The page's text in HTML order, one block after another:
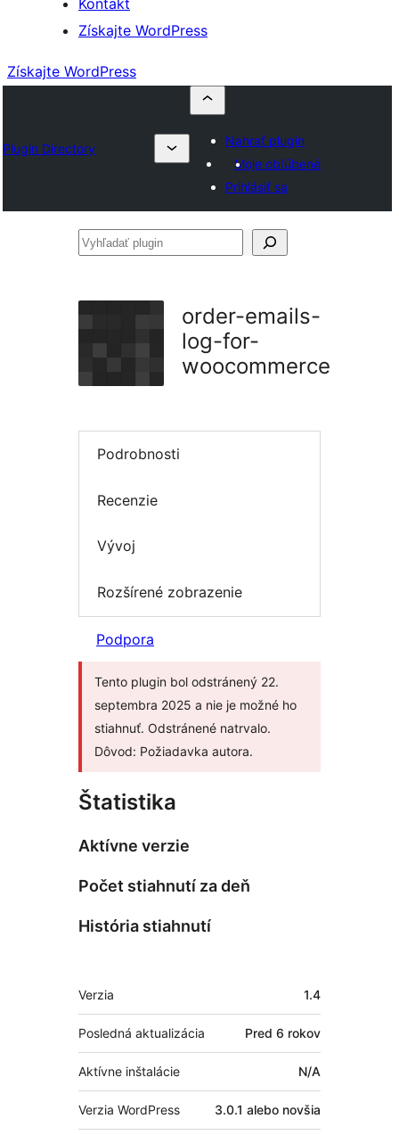
Kontakt
Získajte WordPress
Získajte WordPress
Plugin Directory
Nahrať plugin
Moje obľúbené
Prihlásiť sa
Vyhľadať
order-emails-
log-for-
woocommerce
Podrobnosti
Recenzie
Vývoj
Rozšírené zobrazenie
Podpora
Tento plugin bol odstránený 22.
septembra 2025 a nie je možné ho
stiahnuť. Odstránené natrvalo.
Dôvod: Požiadavka autora.
Štatistika
Aktívne verzie
Počet stiahnutí za deň
História stiahnutí
Meta
Verzia 1.4
Posledná aktualizácia Pred 6 rokov
Aktívne inštalácie N/A
Verzia WordPress 3.0.1 alebo novšia